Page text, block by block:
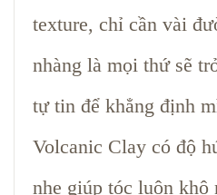
texture, chỉ cần vài
nhàng là mọi thứ sẽ
tự tin để khẳng định
Volcanic Clay có độ
nhẹ giúp tóc luôn khô